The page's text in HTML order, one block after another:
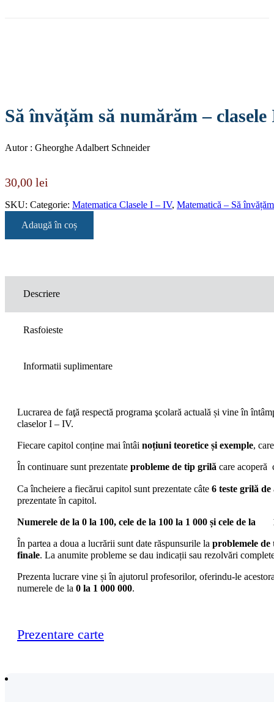
Să învățăm să numărăm –
Autor : Gheorghe Adalbert Schneider
30,00 lei
SKU: Categorie: Matematica Clasele I – IV, Matematică – Să
Adaugă în coș
Descriere
Rasfoieste
Informatii suplimentare
Lucrarea de faţă respectă programa şcolară actuală și vine în
claselor I – IV.
Fiecare capitol conține mai întâi noțiuni teoretice și exemple,
În continuare sunt prezentate probleme de tip grilă care acoperă
Ca încheiere a fiecărui capitol sunt prezentate câte 6 teste grilă
prezentate în capitol.
Numerele de la 0 la 100, cele de la 100 la 1 000 și cele de la
În partea a doua a lucrării sunt date răspunsurile la problemele
finale. La anumite probleme se dau indicații sau rezolvări
Prezenta lucrare vine și în ajutorul profesorilor, oferindu-le
numerele de la 0 la 1 000 000.
Prezentare carte